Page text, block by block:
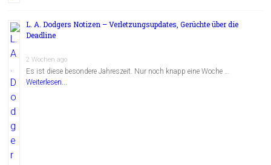
L. A. Dodgers Notizen – Verletzungsupdates, Gerüchte über die
Deadline
2 Wochen ago
Es ist diese besondere Jahreszeit. Nur noch knapp eine Woche …
Weiterlesen...